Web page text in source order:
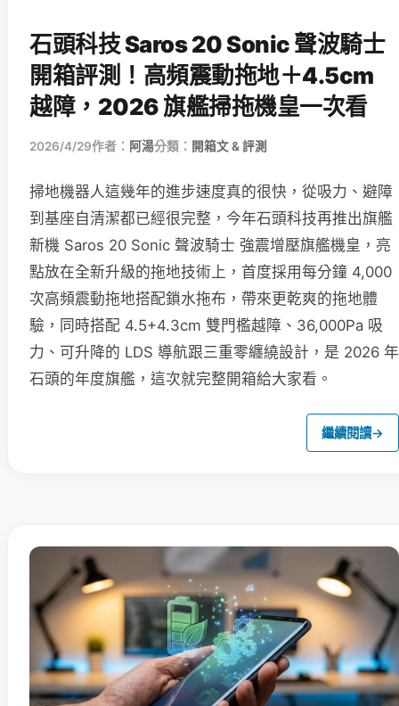
石頭科技 Saros 20 Sonic 聲波騎士
開箱評測！高頻震動拖地＋4.5cm
越障，2026 旗艦掃拖機皇一次看
2026/4/29作者： 阿湯分類： 開箱文 & 評測
掃地機器人這幾年的進步速度真的很快，從吸力、避障
到基座自清潔都已經很完整，今年石頭科技再推出旗艦
新機 Saros 20 Sonic 聲波騎士 強震增壓旗艦機皇，亮
點放在全新升級的拖地技術上，首度採用每分鐘 4,000
次高頻震動拖地搭配鎖水拖布，帶來更乾爽的拖地體
驗，同時搭配 4.5+4.3cm 雙門檻越障、36,000Pa 吸
力、可升降的 LDS 導航跟三重零纏繞設計，是 2026 年
石頭的年度旗艦，這次就完整開箱給大家看。
繼續閱讀→